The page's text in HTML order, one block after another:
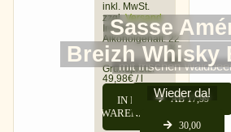
inkl. MwSt.
zzgl.Versand
Inhalt: 0.5 L
Alkoholgehalt:22
%
vol
Grundpreis:
49,98€/
IN DEN
WARENKORB
Sasse
mit frischen
AB 17,99
Breizh Whisky
Wieder da!
30,00